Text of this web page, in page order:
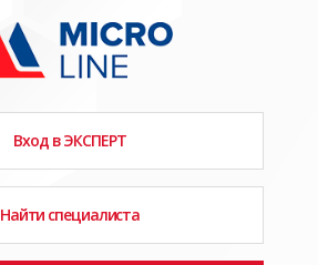
Вход в ЭКСПЕРТ
Найти специалиста